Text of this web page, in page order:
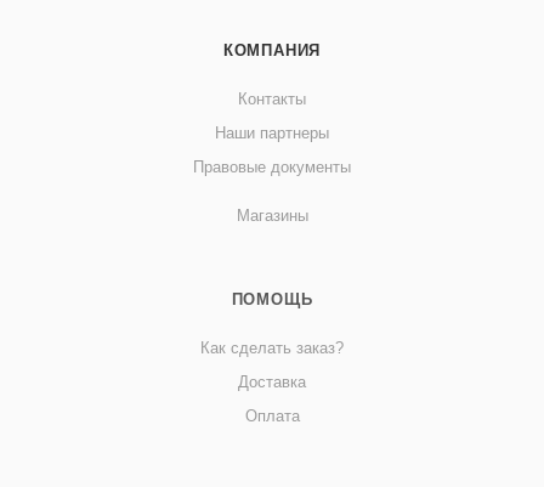
КОМПАНИЯ
Контакты
Наши партнеры
Правовые документы
Магазины
ПОМОЩЬ
Как сделать заказ?
Доставка
Оплата